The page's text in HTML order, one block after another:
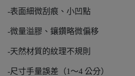
-表面細微刮痕、小凹點
-微量溢膠、鑲鑽略微偏移
-天然材質的紋理不規則
-尺寸手量誤差（1～4 公分）